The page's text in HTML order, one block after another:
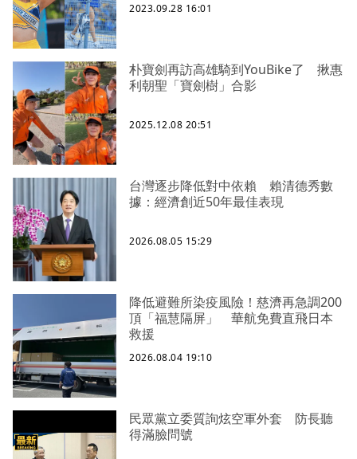
2023.09.28 16:01
朴寶劍再訪高雄騎到YouBike了 揪惠
利朝聖「寶劍樹」合影
2025.12.08 20:51
台灣逐步降低對中依賴 賴清德秀數
據：經濟創近50年最佳表現
2026.08.05 15:29
降低避難所染疫風險！慈濟再急調200
頂「福慧隔屏」 華航免費直飛日本
救援
2026.08.04 19:10
民眾黨立委質詢炫空軍外套 防長聽
得滿臉問號